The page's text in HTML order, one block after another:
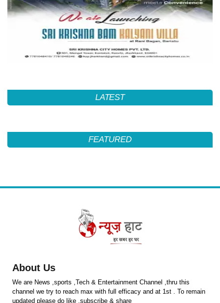
LATEST
FEATURED
About Us
We are News ,sports ,Tech & Entertainment Channel ,thru this
channel we try to reach max with full efficacy and at 1st . To remain
updated please do like ,subscribe & share